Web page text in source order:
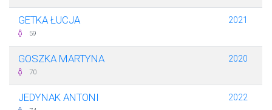
GETKA ŁUCJA
59
2021
GOSZKA MARTYNA
70
2020
JEDYNAK ANTONI 2022